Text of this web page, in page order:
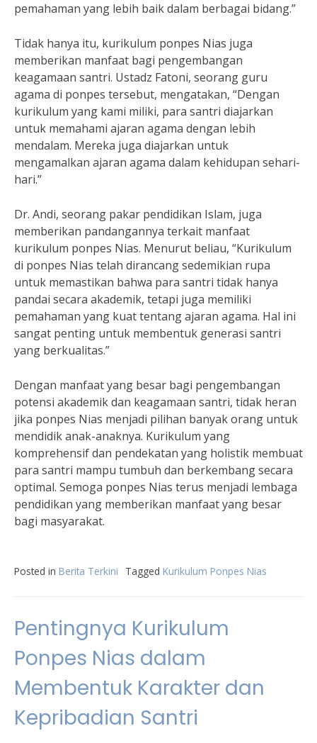
pemahaman yang lebih baik dalam berbagai bidang.”
Tidak hanya itu, kurikulum ponpes Nias juga
memberikan manfaat bagi pengembangan
keagamaan santri. Ustadz Fatoni, seorang guru
agama di ponpes tersebut, mengatakan, “Dengan
kurikulum yang kami miliki, para santri diajarkan
untuk memahami ajaran agama dengan lebih
mendalam. Mereka juga diajarkan untuk
mengamalkan ajaran agama dalam kehidupan sehari-
hari.”
Dr. Andi, seorang pakar pendidikan Islam, juga
memberikan pandangannya terkait manfaat
kurikulum ponpes Nias. Menurut beliau, “Kurikulum
di ponpes Nias telah dirancang sedemikian rupa
untuk memastikan bahwa para santri tidak hanya
pandai secara akademik, tetapi juga memiliki
pemahaman yang kuat tentang ajaran agama. Hal ini
sangat penting untuk membentuk generasi santri
yang berkualitas.”
Dengan manfaat yang besar bagi pengembangan
potensi akademik dan keagamaan santri, tidak heran
jika ponpes Nias menjadi pilihan banyak orang untuk
mendidik anak-anaknya. Kurikulum yang
komprehensif dan pendekatan yang holistik membuat
para santri mampu tumbuh dan berkembang secara
optimal. Semoga ponpes Nias terus menjadi lembaga
pendidikan yang memberikan manfaat yang besar
bagi masyarakat.
Posted in Berita Terkini Tagged Kurikulum Ponpes Nias
Pentingnya Kurikulum
Ponpes Nias dalam
Membentuk Karakter dan
Kepribadian Santri